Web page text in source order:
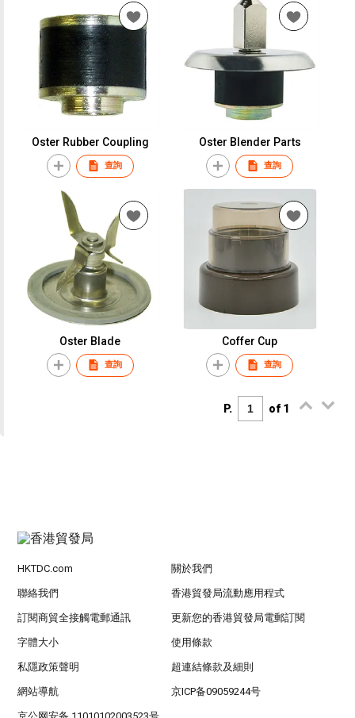
Oster Rubber Coupling
查詢
Oster Blender Parts
查詢
Oster Blade
查詢
Coffer Cup
查詢
P. of 1
HKTDC.com 關於我們
聯絡我們 香港貿發局流動應用程式
訂閱商貿全接觸電郵通訊 更新您的香港貿發局電郵訂閱
字體大小 使用條款
私隱政策聲明 超連結條款及細則
網站導航 京ICP备09059244号